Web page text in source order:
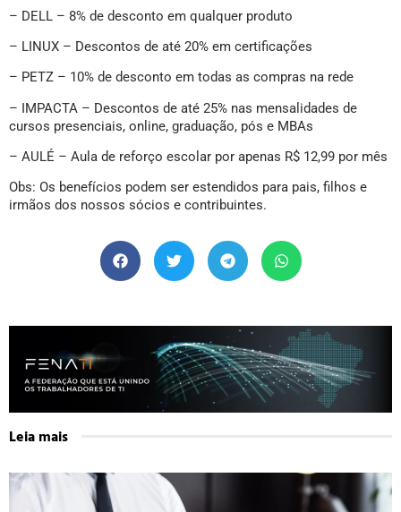
– DELL – 8% de desconto em qualquer produto
– LINUX – Descontos de até 20% em certificações
– PETZ – 10% de desconto em todas as compras na rede
– IMPACTA – Descontos de até 25% nas mensalidades de
cursos presenciais, online, graduação, pós e MBAs
– AULÉ – Aula de reforço escolar por apenas R$ 12,99 por mês
Obs: Os benefícios podem ser estendidos para pais, filhos e
irmãos dos nossos sócios e contribuintes.
Leia mais